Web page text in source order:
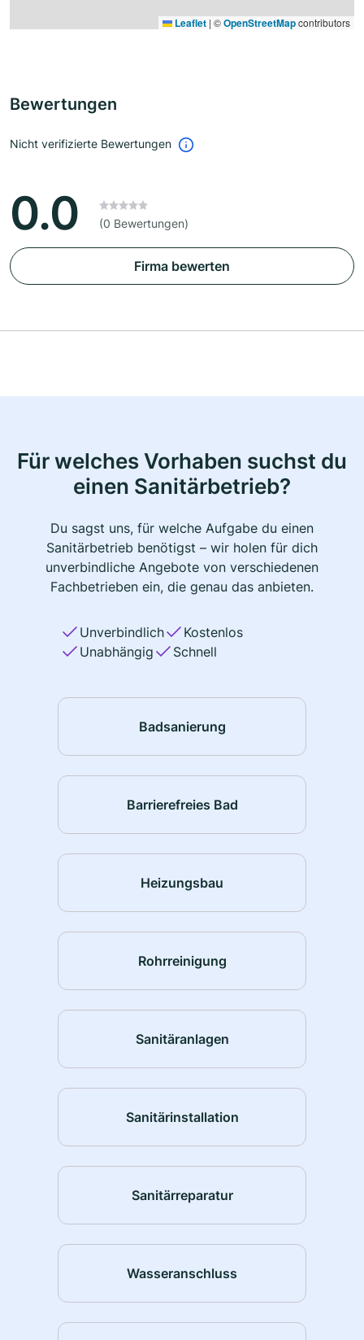
Leaflet | ©OpenStreetMapcontributors
Bewertungen
Nicht verifizierte Bewertungen
0.0 (0 Bewertungen)
Firma bewerten
Für welches Vorhaben suchst du
einen Sanitärbetrieb?
Du sagst uns, für welche Aufgabe du einen
Sanitärbetrieb benötigst – wir holen für dich
unverbindliche Angebote von verschiedenen
Fachbetrieben ein, die genau das anbieten.
Unverbindlich
Kostenlos
Unabhängig
Schnell
Badsanierung
Barrierefreies Bad
Heizungsbau
Rohrreinigung
Sanitäranlagen
Sanitärinstallation
Sanitärreparatur
Wasseranschluss